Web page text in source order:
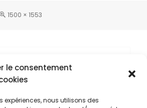
le consentement
expériences, nous utilisons des
1500 × 1553
vous connecter